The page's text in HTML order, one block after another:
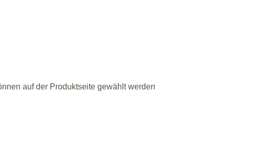
auf der Produktseite gewählt werden